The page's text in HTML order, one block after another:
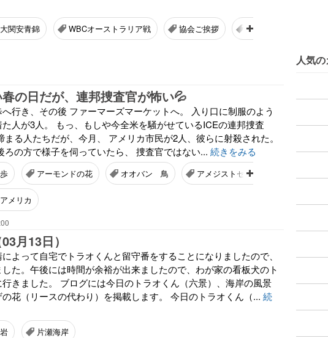
大関安青錦 WBCオーストラリア戦 協会ご挨拶 横綱土俵入り
の日だが、連邦捜査官が怖い💦
行き、その後 ファーマーズマーケットへ。 入り口に制服のよう
人が3人。 もっ、もしや今全米を騒がせているICEの連邦捜査
る人たちだが、今月、 アメリカ市民が2人、彼らに射殺された。
の方で様子を伺っていたら、 捜査官ではない... 続きをみる
アーモンドの花 オオバン 鳥 アメジストセージ
アメリカ
月13日）
よって自宅でトラオくんと留守番をすることになりましたので、
た。午後には時間が余裕が出来ましたので、わが家の看板犬のト
きました。 ブログには今日のトラオくん（六景）、海岸の風景
の花（リースの代わり）を掲載します。 今日のトラオくん（... 続
片瀬海岸
人気